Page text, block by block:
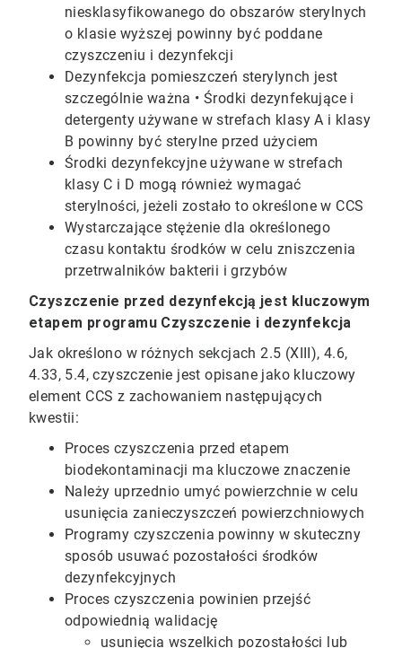
niesklasyfikowanego do obszarów sterylnych
o klasie wyższej powinny być poddane
czyszczeniu i dezynfekcji
Dezynfekcja pomieszczeń sterylynch jest
szczególnie ważna • Środki dezynfekujące i
detergenty używane w strefach klasy A i klasy
B powinny być sterylne przed użyciem
Środki dezynfekcyjne używane w strefach
klasy C i D mogą również wymagać
sterylności, jeżeli zostało to określone w CCS
Wystarczające stężenie dla określonego
czasu kontaktu środków w celu zniszczenia
przetrwalników bakterii i grzybów
Czyszczenie przed dezynfekcją jest kluczowym
etapem programu Czyszczenie i dezynfekcja
Jak określono w różnych sekcjach 2.5 (XIII), 4.6,
4.33, 5.4, czyszczenie jest opisane jako kluczowy
element CCS z zachowaniem następujących
kwestii:
Proces czyszczenia przed etapem
biodekontaminacji ma kluczowe znaczenie
Należy uprzednio umyć powierzchnie w celu
usunięcia zanieczyszczeń powierzchniowych
Programy czyszczenia powinny w skuteczny
sposób usuwać pozostałości środków
dezynfekcyjnych
Proces czyszczenia powinien przejść
odpowiednią walidację
usunięcia wszelkich pozostałości lub